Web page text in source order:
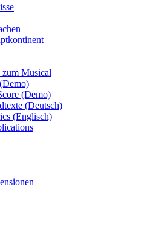
Musical
(Demo)
(Deutsch)
(Englisch)